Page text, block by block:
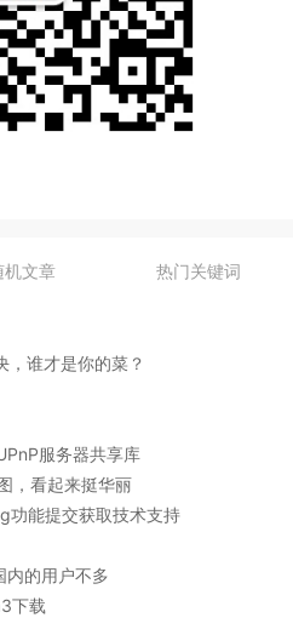
机文章 热门关键词
，谁才是你的菜？
服务器共享库
，看起来挺华丽
功能提交获取技术支持
内的用户不多
下载